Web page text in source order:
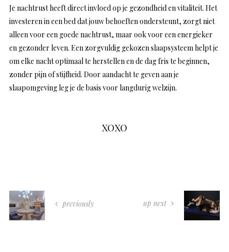
Je nachtrust heeft direct invloed op je gezondheid en vitaliteit. Het
investeren in een bed dat jouw behoeften ondersteunt, zorgt niet
alleen voor een goede nachtrust, maar ook voor een energieker
en gezonder leven. Een zorgvuldig gekozen slaapsysteem helpt je
om elke nacht optimaal te herstellen en de dag fris te beginnen,
zonder pijn of stijfheid. Door aandacht te geven aan je
slaapomgeving leg je de basis voor langdurig welzijn.
XOXO
previously up next